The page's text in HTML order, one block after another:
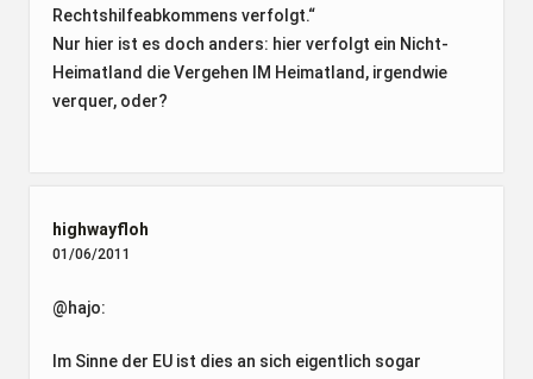
Rechtshilfeabkommens verfolgt.“
Nur hier ist es doch anders: hier verfolgt ein Nicht-
Heimatland die Vergehen IM Heimatland, irgendwie
verquer, oder?
highwayfloh
01/06/2011
@hajo:
Im Sinne der EU ist dies an sich eigentlich sogar